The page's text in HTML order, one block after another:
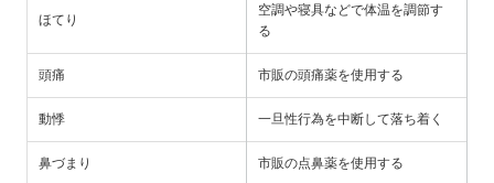
ほてり
空調や寝具などで体温を調節す
る
頭痛 市販の頭痛薬を使用する
動悸 一旦性行為を中断して落ち着く
鼻づまり 市販の点鼻薬を使用する